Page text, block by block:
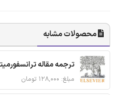
محصولات مشابه
ترجمه مقاله
مبلغ: ۱۲۸,۰۰۰ تومان